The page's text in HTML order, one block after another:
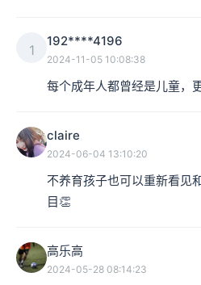
1
192****4196
2024-11-05 10:08:38
每个成年人都曾经是儿童，
claire
2024-06-04 13:10:20
不养育孩子也可以重新看见
目👏
高乐高
2024-05-28 08:14:23